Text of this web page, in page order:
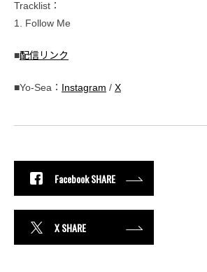
Tracklist：
1. Follow Me
■配信リンク
■Yo-Sea： Instagram / X
Facebook SHARE
X SHARE